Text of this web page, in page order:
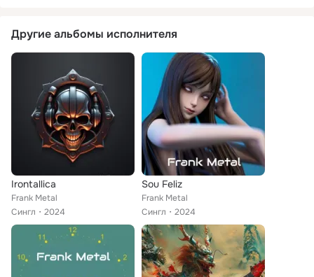
Другие альбомы исполнителя
Irontallica
Frank Metal
Сингл
2024
Sou Feliz
Frank Metal
Сингл
2024